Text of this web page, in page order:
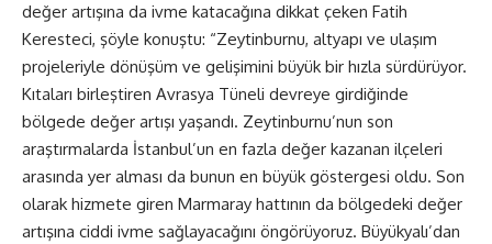
değer artışına da ivme katacağına dikkat çeken Fatih
Keresteci, şöyle konuştu: “Zeytinburnu, altyapı ve ulaşım
projeleriyle dönüşüm ve gelişimini büyük bir hızla sürdürüyor.
Kıtaları birleştiren Avrasya Tüneli devreye girdiğinde
bölgede değer artışı yaşandı. Zeytinburnu’nun son
araştırmalarda İstanbul’un en fazla değer kazanan ilçeleri
arasında yer alması da bunun en büyük göstergesi oldu. Son
olarak hizmete giren Marmaray hattının da bölgedeki değer
artışına ciddi ivme sağlayacağını öngörüyoruz. Büyükyalı’dan